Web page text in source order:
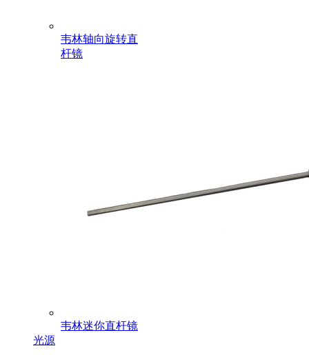
韦林轴向旋转直
杆镜
韦林迷你直杆镜
光源